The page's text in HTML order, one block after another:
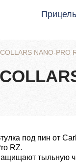
NANO-PRO
под пин от
RZ.
тыльную